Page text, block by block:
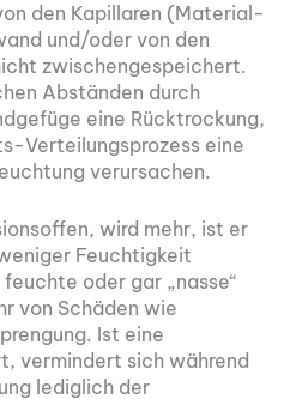
den Kapillaren (Material-
und/oder von den
zwischengespeichert.
Abständen durch
eine Rücktrockung,
Verteilungsprozess eine
verursachen.
wird mehr, ist er
Feuchtigkeit
oder gar „nasse“
von Schäden wie
Ist eine
vermindert sich während
lediglich der